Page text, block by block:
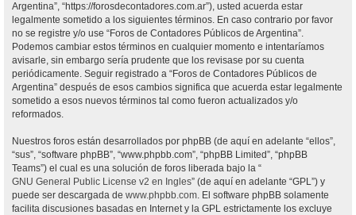
Argentina”, “https://forosdecontadores.com.ar”), usted acuerda estar
legalmente sometido a los siguientes términos. En caso contrario por favor
no se registre y/o use “Foros de Contadores Públicos de Argentina”.
Podemos cambiar estos términos en cualquier momento e intentaríamos
avisarle, sin embargo sería prudente que los revisase por su cuenta
periódicamente. Seguir registrado a “Foros de Contadores Públicos de
Argentina” después de esos cambios significa que acuerda estar legalmente
sometido a esos nuevos términos tal como fueron actualizados y/o
reformados.
Nuestros foros están desarrollados por phpBB (de aquí en adelante “ellos”,
“sus”, “software phpBB”, “www.phpbb.com”, “phpBB Limited”, “phpBB
Teams”) el cual es una solución de foros liberada bajo la “
GNU General Public License v2 en Ingles” (de aquí en adelante “GPL”) y
puede ser descargada de www.phpbb.com. El software phpBB solamente
facilita discusiones basadas en Internet y la GPL estrictamente los excluye